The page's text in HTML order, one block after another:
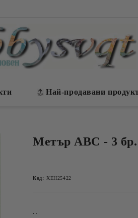
Най-продавани
Метър ABC - 3 бр.
Код: ХЕН25422
..